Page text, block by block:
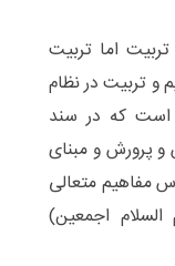
اما تربیت
و تربیت در نظام
است که در سند
و پرورش و مبنای
مفاهیم متعالی
اجمعین)